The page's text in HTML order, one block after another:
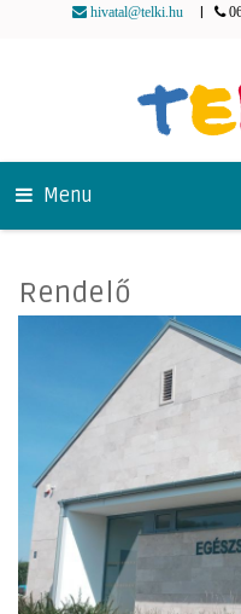
hivatal@telki.hu
Menu
Rendelő